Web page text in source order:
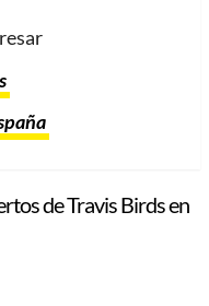
de Travis Birds en